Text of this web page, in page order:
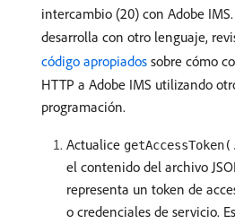
intercambio (20) con Adobe
desarrolla con otro lenguaje,
código apropiados sobre cómo
HTTP a Adobe IMS utilizando
programación.
Actualice
el contenido del archivo
representa un token de
o credenciales de servicio.